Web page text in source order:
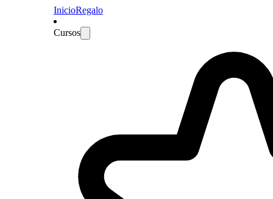
InicioRegalo
Cursos